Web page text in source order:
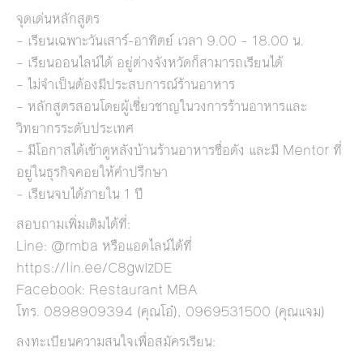
จุดเด่นหลักสูตร
– เรียนเฉพาะวันเสาร์-อาทิตย์ เวลา 9.00 – 18.00 น.
– เรียนออนไลน์ได้ อยู่ต่างจังหวัดก็สามารถเรียนได้
– ไม่จำเป็นต้องมีประสบการณ์ร้านอาหาร
– หลักสูตรสอนโดยผู้เชี่ยวชาญในวงการร้านอาหารและ
วิทยากรระดับประเทศ
– มีโอกาสได้เข้าดูหลังบ้านร้านอาหารชื่อดัง และมี Mentor ที่
อยู่ในธุรกิจคอยให้คำปรึกษา
– เรียนจบได้ภายใน 1 ปี
สอบถามเพิ่มเติมได้ที่:
Line: @rmba หรือแอดไลน์ได้ที่
https://lin.ee/C8gwIzDE
Facebook: Restaurant MBA
โทร. 0898909394 (คุณโอ๋), 0969531500 (คุณแจม)
ลงทะเบียนความสนใจเพื่อสมัครเรียน: